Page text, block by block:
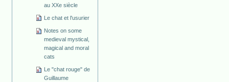
au XXe siècle
Le chat et l'usurier
Notes on some
medieval mystical,
magical and moral
cats
Le "chat rouge" de
Guillaume